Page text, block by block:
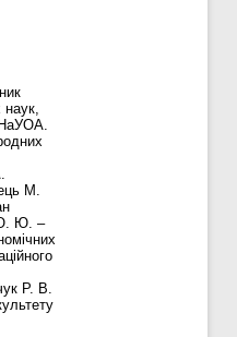
М.
О. Ю. –
Р. В.